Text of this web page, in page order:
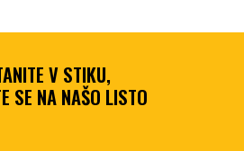
V STIKU,
SE NA NAŠO LISTO